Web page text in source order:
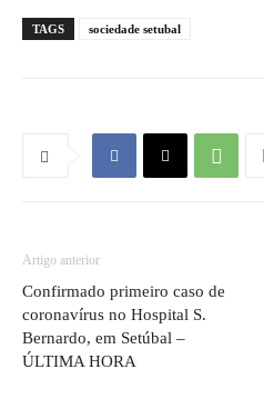
TAGS sociedade setubal
Artigo anterior
Confirmado primeiro caso de
coronavírus no Hospital S.
Bernardo, em Setúbal –
ÚLTIMA HORA